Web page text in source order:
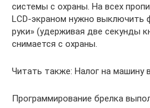
системы с охраны. На всех
LCD-экраном нужно выключить
руки» (удерживая две секунды
снимается с охраны.
Читать также: Налог на машину
Программирование брелка